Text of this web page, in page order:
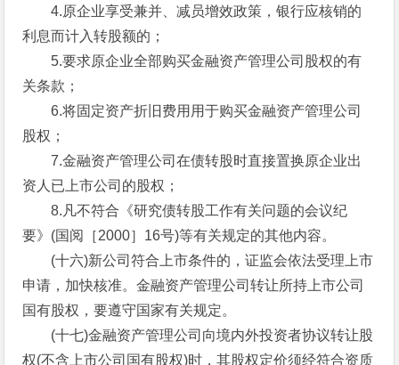
4.原企业享受兼并、减员增效政策，银行应核销的
利息而计入转股额的；
5.要求原企业全部购买金融资产管理公司股权的有
关条款；
6.将固定资产折旧费用用于购买金融资产管理公司
股权；
7.金融资产管理公司在债转股时直接置换原企业出
资人已上市公司的股权；
8.凡不符合《研究债转股工作有关问题的会议纪
要》(国阅［2000］16号)等有关规定的其他内容。
(十六)新公司符合上市条件的，证监会依法受理上市
申请，加快核准。金融资产管理公司转让所持上市公司
国有股权，要遵守国家有关规定。
(十七)金融资产管理公司向境内外投资者协议转让股
权(不含上市公司国有股权)时，其股权定价须经符合资质